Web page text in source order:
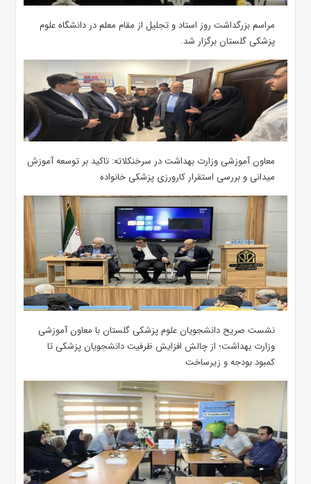
مراسم بزرگداشت روز استاد و تجلیل از مقام معلم در دانشگاه علوم
پزشکی گلستان برگزار شد.‌
معاون آموزشی وزارت بهداشت در سرخنکلاته: تاکید بر توسعه آموزش
میدانی و بررسی استقرار کارورزی پزشکی ‌خانواده
نشست صریح دانشجویان علوم پزشکی گلستان با معاون آموزشی
وزارت بهداشت؛ از چالش افزایش ظرفیت دانشجویان ‌پزشکی تا
کمبود بودجه و زیرساخت